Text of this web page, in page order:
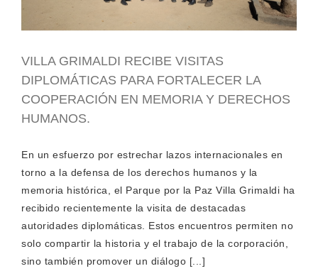
VILLA GRIMALDI RECIBE VISITAS
DIPLOMÁTICAS PARA FORTALECER LA
COOPERACIÓN EN MEMORIA Y DERECHOS
HUMANOS.
En un esfuerzo por estrechar lazos internacionales en
torno a la defensa de los derechos humanos y la
memoria histórica, el Parque por la Paz Villa Grimaldi ha
recibido recientemente la visita de destacadas
autoridades diplomáticas. Estos encuentros permiten no
solo compartir la historia y el trabajo de la corporación,
sino también promover un diálogo [...]